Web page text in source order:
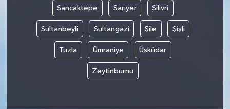
Sancaktepe Sarıyer Silivri
Sultanbeyli Sultangazi Şile Şişli
Tuzla Ümraniye Üsküdar
Zeytinburnu